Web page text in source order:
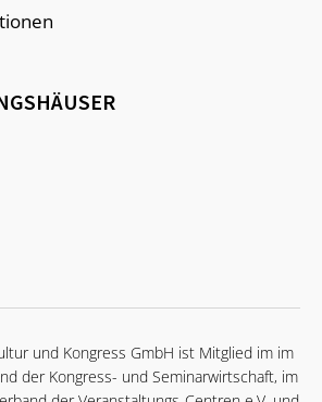
und Kongress GmbH ist Mitglied im im
der Kongress- und Seminarwirtschaft, im